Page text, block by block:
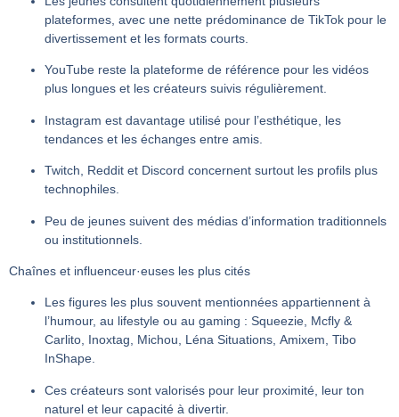
plateformes, avec une nette prédominance de TikTok pour le
divertissement et les formats courts.
YouTube reste la plateforme de référence pour les vidéos
plus longues et les créateurs suivis régulièrement.
Instagram est davantage utilisé pour l’esthétique, les
tendances et les échanges entre amis.
Twitch Reddit et Discord concernent surtout les profils plus
technophiles.
Peu de jeunes suivent des médias d’information traditionnels
ou institutionnels.
Chaînes et influenceur·euses les plus cités
Les figures les plus souvent mentionnées appartiennent à
l’humour, au lifestyle ou au gaming : Squeezie, Mcfly &
Carlito, Inoxtag, Michou, Léna Situations, Amixem, Tibo
InShape.
Ces créateurs sont valorisés pour leur proximité, leur ton
naturel et leur capacité à divertir.